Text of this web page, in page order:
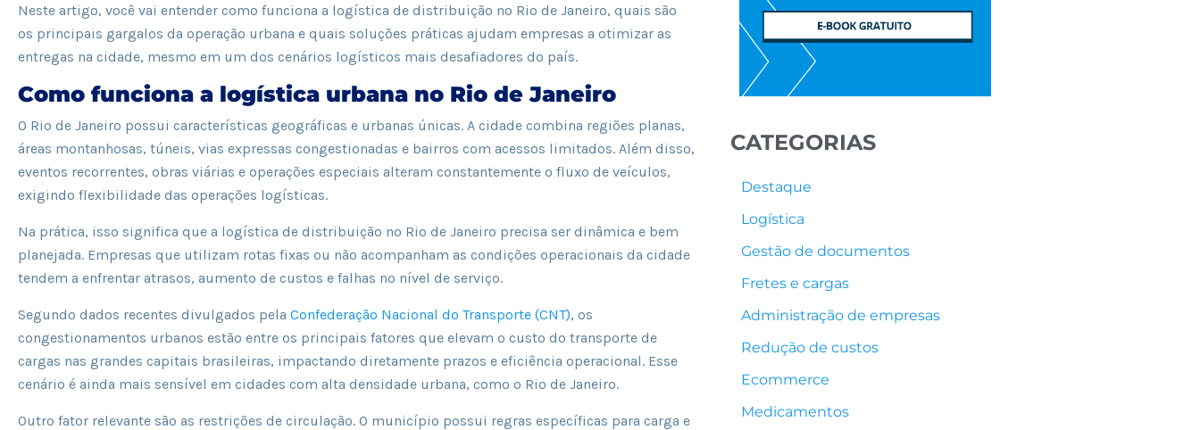
Neste artigo, você vai entender como funciona a logística de distribuição no Rio de Janeiro, quais são
os principais gargalos da operação urbana e quais soluções práticas ajudam empresas a otimizar as
entregas na cidade, mesmo em um dos cenários logísticos mais desafiadores do país.
Como funciona a logística urbana no Rio de Janeiro
O Rio de Janeiro possui características geográficas e urbanas únicas. A cidade combina regiões planas,
áreas montanhosas, túneis, vias expressas congestionadas e bairros com acessos limitados. Além disso,
eventos recorrentes, obras viárias e operações especiais alteram constantemente o fluxo de veículos,
exigindo flexibilidade das operações logísticas.
Na prática, isso significa que a logística de distribuição no Rio de Janeiro precisa ser dinâmica e bem
planejada. Empresas que utilizam rotas fixas ou não acompanham as condições operacionais da cidade
tendem a enfrentar atrasos, aumento de custos e falhas no nível de serviço.
Segundo dados recentes divulgados pela Confederação Nacional do Transporte (CNT), os
congestionamentos urbanos estão entre os principais fatores que elevam o custo do transporte de
cargas nas grandes capitais brasileiras, impactando diretamente prazos e eficiência operacional. Esse
cenário é ainda mais sensível em cidades com alta densidade urbana, como o Rio de Janeiro.
Outro fator relevante são as restrições de circulação. O município possui regras específicas para carga e
CATEGORIAS
Destaque
Logística
Gestão de documentos
Fretes e cargas
Administração de empresas
Redução de custos
Ecommerce
Medicamentos